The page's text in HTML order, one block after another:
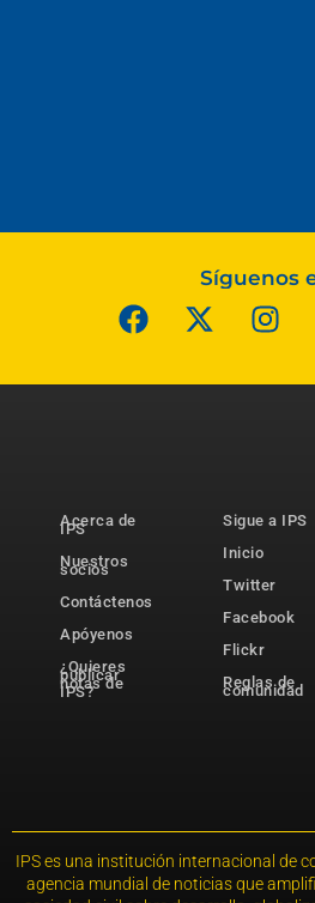
Síguenos
Acerca de
IPS
Nuestros
socios
Contáctenos
Apóyenos
¿Quieres
publicar
notas de
IPS?
Sigue a IPS
Inicio
Twitter
Facebook
Flickr
Reglas de
comunidad
IPS es una institución internacional de
agencia mundial de noticias que